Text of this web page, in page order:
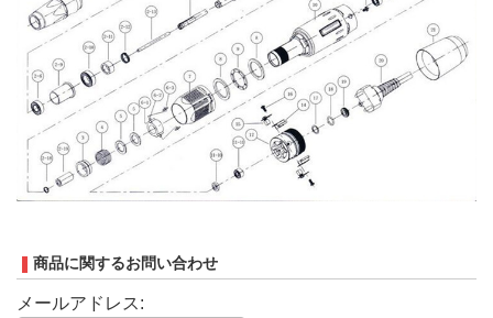
商品に関するお問い合わせ
メールアドレス: